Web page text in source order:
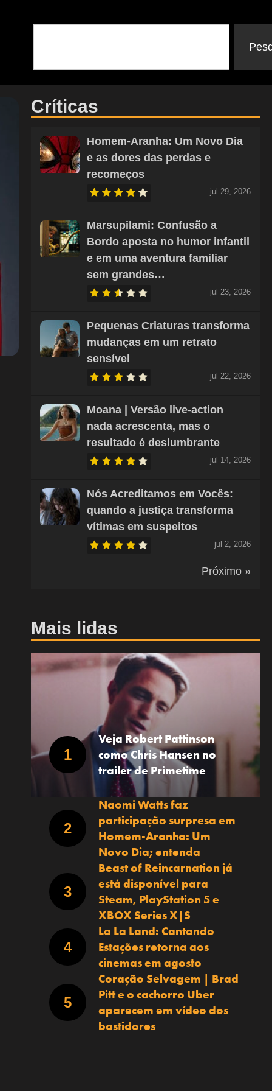
Críticas
Homem-Aranha: Um Novo Dia
e as dores das perdas e
recomeços
jul 29, 2026
Marsupilami: Confusão a
Bordo aposta no humor infantil
e em uma aventura familiar
sem grandes…
jul 23, 2026
Pequenas Criaturas transforma
mudanças em um retrato
sensível
jul 22, 2026
Moana | Versão live-action
nada acrescenta, mas o
resultado é deslumbrante
jul 14, 2026
Nós Acreditamos em Vocês:
quando a justiça transforma
vítimas em suspeitos
jul 2, 2026
Próximo »
Mais lidas
Veja Robert Pattinson
como Chris Hansen no
trailer de Primetime
Naomi Watts faz
participação surpresa em
Homem-Aranha: Um
Novo Dia; entenda
Beast of Reincarnation já
está disponível para
Steam, PlayStation 5 e
XBOX Series X|S
La La Land: Cantando
Estações retorna aos
cinemas em agosto
Coração Selvagem | Brad
Pitt e o cachorro Uber
aparecem em vídeo dos
bastidores